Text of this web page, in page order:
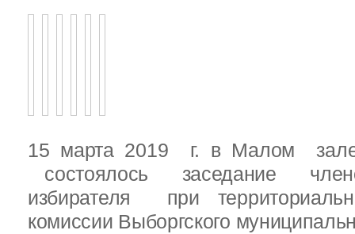
15 марта 2019 г. в Малом
состоялось заседание
избирателя при
комиссии Выборгского